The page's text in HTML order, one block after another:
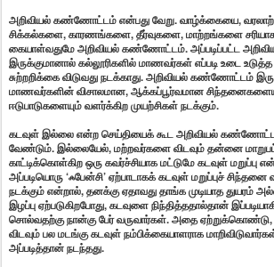
அறிவியல் கண்ணோட்டம் என்பது வேறு. வாழ்க்கையை,
சிக்கல்களை, காரணங்களை, தீர்வுகளை, மாற்றங்களை
கையாள்வதுமே அறிவியல் கண்ணோட்டம். அப்படிப்பட்ட
இருக்குமானால் கல்லூரிகளில் மாணவர்கள் எப்படி உடை
சுற்றறிக்கை விடுவது நடக்காது. அறிவியல் கண்ணோட்டம்
மாணவர்களின் விசாலமான, ஆக்கப்பூர்வமான
ஈடுபாடுகளையும் வளர்க்கிற முயற்சிகள் நடக்கும்.
கடவுள் இல்லை என்ற செய்தியைக் கூட அறிவியல்
வேண்டும். இல்லையேல், மற்றவர்களை விடவும் தன்னை
காட்டிக்கொள்கிற ஒரு கவர்ச்சியாக மட்டுமே கடவுள் மறுப்பு
அப்படியொரு ‘ஃபேன்சி’ ஏற்பாடாகக் கடவுள் மறுப்புச்
நடக்கும் என்றால், தனக்கு ஏதாவது தாங்க முடியாத துயரம்
இழப்பு ஏற்படுகிறபோது, கடவுளை நிந்தித்ததால்தான்
சொல்வதற்கு நான்கு பேர் வருவார்கள். அதை ஏற்றுக்கொண்டு,
விடவும் பல மடங்கு கடவுள் நம்பிக்கையாளராக
அப்படித்தான் நடந்தது.